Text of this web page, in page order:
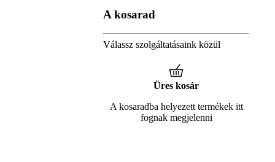
A kosarad
Válassz szolgáltatásaink közül
Üres kosár
A kosaradba helyezett termékek itt
fognak megjelenni